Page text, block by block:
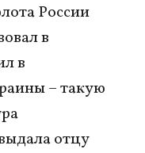
России
в
в
– такую
отцу